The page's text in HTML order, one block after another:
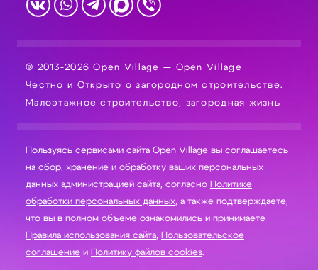
© 2013-2026 Open Village — Open Village
Честно и Открыто о загородном строительстве.
Малоэтажное строительство, загородная жизнь
Пользуясь сервисами сайта Open Village вы соглашаетесь
на сбор, хранение и обработку ваших персональных
данных администрацией сайта, согласно Политике
обработки персональных данных, а также подтверждаете,
что вы в полном объеме ознакомились и принимаете
Правила использования сайта, Пользовательское
соглашение и Политику файлов cookies.